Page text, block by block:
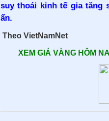
suy thoái kinh tế gia tăng
ẩn.
Theo VietNamNet
XEM GIÁ VÀNG HÔM